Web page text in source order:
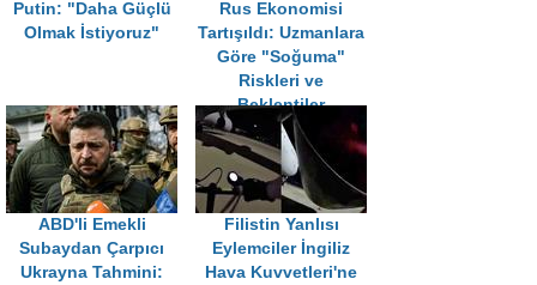
Putin: "Daha Güçlü
Olmak İstiyoruz"
Rus Ekonomisi
Tartışıldı: Uzmanlara
Göre "Soğuma"
Riskleri ve
Beklentiler
ABD'li Emekli
Subaydan Çarpıcı
Ukrayna Tahmini:
Filistin Yanlısı
Eylemciler İngiliz
Hava Kuvvetleri'ne